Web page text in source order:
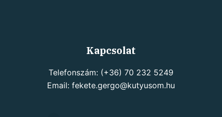
Kapcsolat
Telefonszám: (+36) 70 232 5249
Email: fekete.gergo@kutyusom.hu